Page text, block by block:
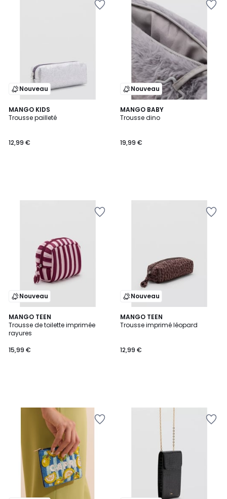
Nouveau
MANGO KIDS
Trousse pailleté
12,99 €
Nouveau
MANGO BABY
Trousse dino
19,99 €
Nouveau
MANGO TEEN
Trousse de toilette imprimée
rayures
15,99 €
Nouveau
MANGO TEEN
Trousse imprimé léopard
12,99 €